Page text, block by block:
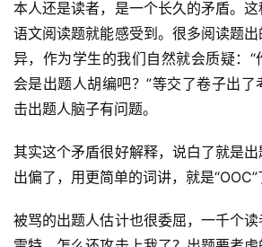
本人还是读者，是一个长久的矛盾。
语文阅读题就能感受到。很多阅读题
异，作为学生的我们自然就会质疑：
会是出题人胡编吧？”等交了卷子出
击出题人脑子有问题。
其实这个矛盾很好解释，说白了就是
出偏了，用更简单的词讲，就是“OOC”
被骂的出题人估计也很委屈，一千个